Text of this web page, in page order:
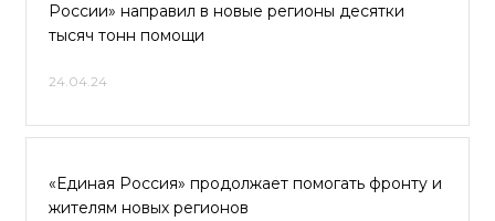
России» направил в новые регионы десятки
тысяч тонн помощи
24.04.24
«Единая Россия» продолжает помогать фронту и
жителям новых регионов